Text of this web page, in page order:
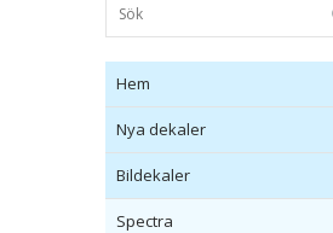
Hem
Nya dekaler
Bildekaler
Spectra